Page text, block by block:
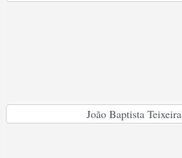
João Baptista Teixeira